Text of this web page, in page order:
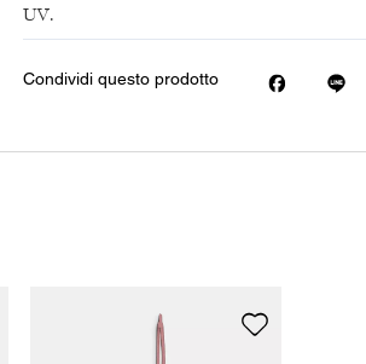
UV.
Condividi questo prodotto